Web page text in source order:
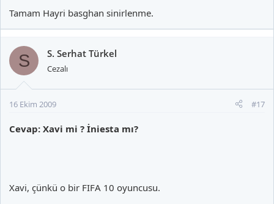
Tamam Hayri basghan sinirlenme.
S S. Serhat Türkel
Cezalı
16 Ekim 2009 #17
Cevap: Xavi mi ? İniesta mı?
Xavi, çünkü o bir FIFA 10 oyuncusu.